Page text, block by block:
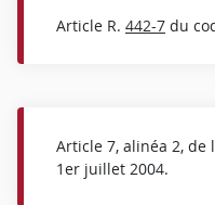
Article R. 442-7 du
Article 7, alinéa 2, de
1er juillet 2004.